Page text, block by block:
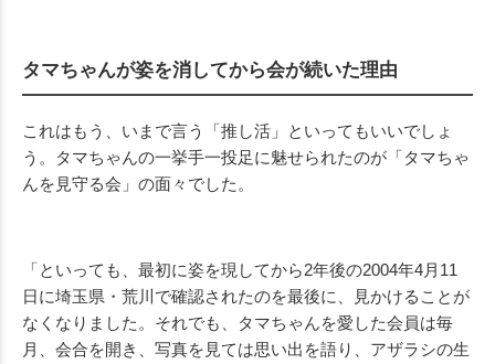
タマちゃんが姿を消してから会が続いた理由
これはもう、いまで言う「推し活」といってもいいでしょ
う。タマちゃんの一挙手一投足に魅せられたのが「タマちゃ
んを見守る会」の面々でした。
「といっても、最初に姿を現してから2年後の2004年4月11
日に埼玉県・荒川で確認されたのを最後に、見かけることが
なくなりました。それでも、タマちゃんを愛した会員は毎
月、会合を開き、写真を見ては思い出を語り、アザラシの生